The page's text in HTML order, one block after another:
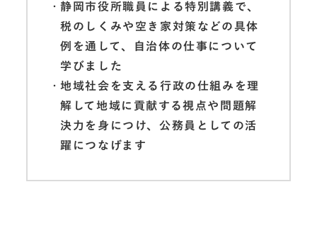
静岡市役所職員による特別講義で、
税のしくみや空き家対策などの具体
例を通して、自治体の仕事について
学びました
地域社会を支える行政の仕組みを理
解して地域に貢献する視点や問題解
決力を身につけ、公務員としての活
躍につなげます